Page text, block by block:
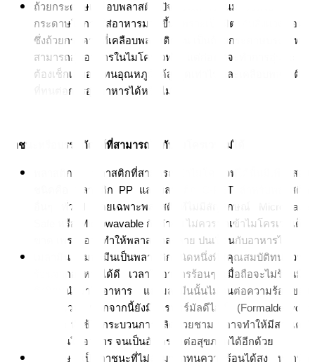
ถ้วยกระดาษเคลือบพลาสติก ปัจจุบันมีการหันมาใช้ถ้วย
กระดาษในการใส่อาหารมากขึ้น เพราะเป็นมิตรกับสิ่งแวดล้อม
ซึ่งถ้วยกระดาษที่เคลือบพลาสติกนั้น เป็นถ้วยกระดาษประเภทที่
สามารถอุ่นอาหารในไมโครเวฟได้ แต่ก่อนที่จะทำการอุ่นจะ
ต้องเช็กเสมอว่าทนอุณหภูมิได้สูงสุดเท่าไร และเคลือบพลาสติก
ที่ทนต่อการอุ่นอาหารได้หรือไม่
ภาชนะหรือบรรจุภัณฑ์ที่สามารถใช้กับไมโครเวฟไม่ได้
พลาสติก พลาสติกที่สามารถเข้าไมโครเวฟได้นั้นมีเพียงสอง
ชนิดคือ พลาสติก PP และพลาสติก C-PET สำหรับพลาสติก
อื่นๆ ทั่วไป โดยเฉพาะพลาสติกที่ไม่มีสัญลักษณ์ Microwave
Safe หรือ Microwavable กับกำกับ ไม่ควรนำเข้าไมโครเวฟเด็ด
ขาด เพราะอาจทำให้พลาสติกละลาย ปนเปื้อนกับอาหารได้
เมลามีน เมลามีนเป็นพลาสติกชนิดหนึ่งที่มีคุณสมบัติทนความ
ร้อนจากอาหารได้ดี เวลาใส่อาหารร้อนๆ เมื่อถือจะไม่ร้อนมือ
จึงนิยมนำมาใส่อาหาร แต่เมลามีนนั้นไม่ทนต่อความร้อนของ
ไมโครเวฟ นอกจากนี้ยังมีสารฟอร์มัลดีไฮด์ (Formaldehyde:
CH2O) ที่ใช้ในกระบวนการผลิตถ้วยชาม ที่อาจทำให้มีสารเคมี
ปนเปื้อนในอาหาร จนเป็นอันตรายต่อสุขภาพได้อีกด้วย
กระดาษ เป็นภาชนะที่ไม่สามารถทนความร้อนได้สูง หากนำ